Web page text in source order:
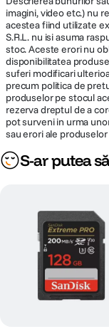
imagini, video etc.) nu
acestea fiind utilizate
S.R.L. nu isi asuma
stoc. Aceste erori nu
disponibilitatea
suferi modificari
precum politica de
produselor pe stocul
rezerva dreptul de a
pot surveni in urma
sau erori ale
S-ar putea